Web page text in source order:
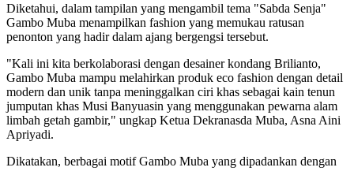
Diketahui, dalam tampilan yang mengambil tema "Sabda Senja"
Gambo Muba menampilkan fashion yang memukau ratusan
penonton yang hadir dalam ajang bergengsi tersebut.
"Kali ini kita berkolaborasi dengan desainer kondang Brilianto,
Gambo Muba mampu melahirkan produk eco fashion dengan detail
modern dan unik tanpa meninggalkan ciri khas sebagai kain tenun
jumputan khas Musi Banyuasin yang menggunakan pewarna alam
limbah getah gambir," ungkap Ketua Dekranasda Muba, Asna Aini
Apriyadi.
Dikatakan, berbagai motif Gambo Muba yang dipadankan dengan